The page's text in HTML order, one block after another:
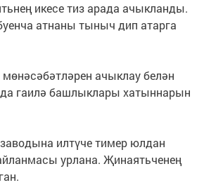
икесе тиз арада ачыкланды.
атнаны тыныч дип атарга
мөнәсәбәтләрен ачыклау белән
да гаилә башлыклары хатыннарын
илтүче тимер юлдан
урлана. Җинаятьченең